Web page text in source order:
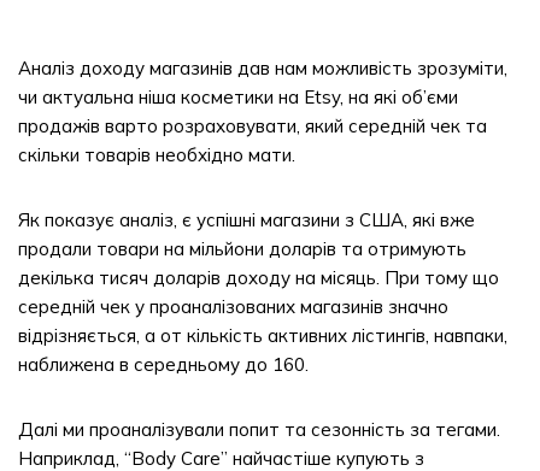
Аналіз доходу магазинів дав нам можливість зрозуміти,
чи актуальна ніша косметики на Etsy, на які об’єми
продажів варто розраховувати, який середній чек та
скільки товарів необхідно мати.
Як показує аналіз, є успішні магазини з США, які вже
продали товари на мільйони доларів та отримують
декілька тисяч доларів доходу на місяць. При тому що
середній чек у проаналізованих магазинів значно
відрізняється, а от кількість активних лістингів, навпаки,
наближена в середньому до 160.
Далі ми проаналізували попит та сезонність за тегами.
Наприклад, “Body Care” найчастіше купують з